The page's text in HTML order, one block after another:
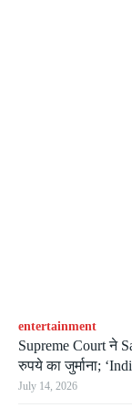
entertainment
Supreme Court ने
रुपये का जुर्माना;
July 14, 2026